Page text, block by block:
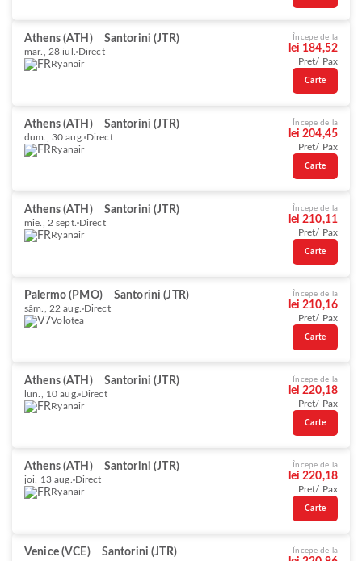
Athens (ATH) Santorini (JTR)
mar., 28 iul.
Direct
Ryanair
Începe de la
lei 184,52
Preț/ Pax
Carte
Athens (ATH) Santorini (JTR)
dum., 30 aug. Direct
Ryanair
Începe de la
lei 204,45
Preț/ Pax
Carte
Athens (ATH) Santorini (JTR)
mie., 2 sept. Direct
Ryanair
Începe de la
lei 210,11
Preț/ Pax
Carte
Palermo (PMO) Santorini (JTR)
sâm., 22 aug. Direct
Volotea
Începe de la
lei 210,16
Preț/ Pax
Carte
Athens (ATH) Santorini (JTR)
lun., 10 aug. Direct
Ryanair
Începe de la
lei 220,18
Preț/ Pax
Carte
Athens (ATH) Santorini (JTR)
joi, 13 aug. Direct
Ryanair
Începe de la
lei 220,18
Preț/ Pax
Carte
Venice (VCE) Santorini (JTR) Începe de la